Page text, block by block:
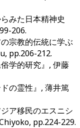
みた日本精神史
206.
宗教的伝統に学ぶ
pp.206-212.
学的研究』, 伊藤
の霊性』, 薄井篤
ア移民のエスニシ
pp.224-229.